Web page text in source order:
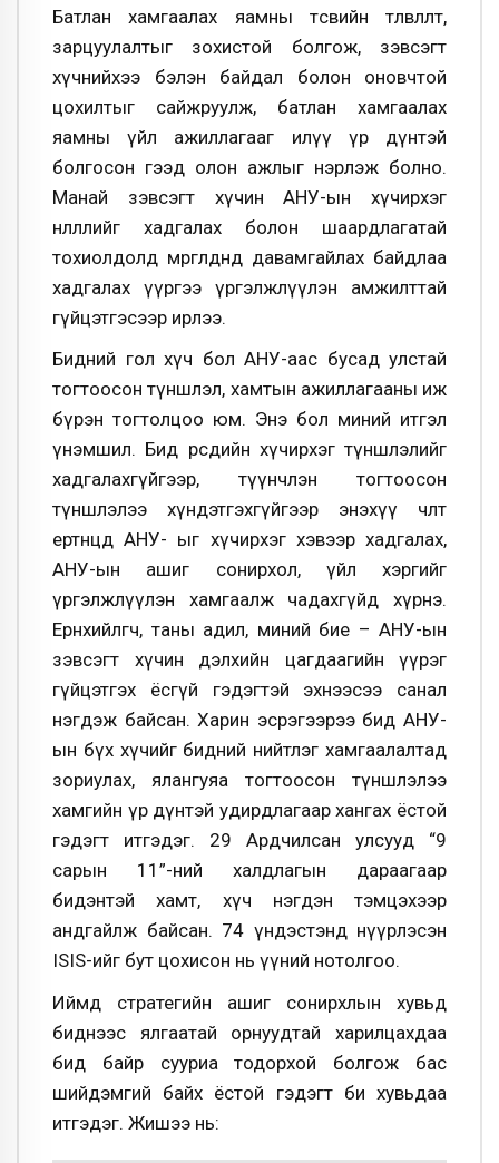
Батлан хамгаалах яамны төсвийн төлөвлөлт,
зарцуулалтыг зохистой болгож, зэвсэгт
хүчнийхээ бэлэн байдал болон оновчтой
цохилтыг сайжруулж, батлан хамгаалах
яамны үйл ажиллагааг илүү үр дүнтэй
болгосон гээд олон ажлыг нэрлэж болно.
Манай зэвсэгт хүчин АНУ-ын хүчирхэг
нөлөөллийг хадгалах болон шаардлагатай
тохиолдолд мөргөлдөөнд давамгайлах байдлаа
хадгалах үүргээ үргэлжлүүлэн амжилттай
гүйцэтгэсээр ирлээ.
Бидний гол хүч бол АНУ-аас бусад улстай
тогтоосон түншлэл, хамтын ажиллагааны иж
бүрэн тогтолцоо юм. Энэ бол миний итгэл
үнэмшил. Бид өөрсдийн хүчирхэг түншлэлийг
хадгалахгүйгээр, түүнчлэн тогтоосон
түншлэлээ хүндэтгэхгүйгээр энэхүү чөлөөт
ертөнцөд АНУ- ыг хүчирхэг хэвээр хадгалах,
АНУ-ын ашиг сонирхол, үйл хэргийг
үргэлжлүүлэн хамгаалж чадахгүйд хүрнэ.
Ерөнхийлөгчөө, таны адил, миний бие – АНУ-ын
зэвсэгт хүчин дэлхийн цагдаагийн үүрэг
гүйцэтгэх ёсгүй гэдэгтэй эхнээсээ санал
нэгдэж байсан. Харин эсрэгээрээ бид АНУ-
ын бүх хүчийг бидний нийтлэг хамгаалалтад
зориулах, ялангуяа тогтоосон түншлэлээ
хамгийн үр дүнтэй удирдлагаар хангах ёстой
гэдэгт итгэдэг. 29 Ардчилсан улсууд “9
сарын 11”-ний халдлагын дараагаар
бидэнтэй хамт, хүч нэгдэн тэмцэхээр
андгайлж байсан. 74 үндэстэнд нүүрлэсэн
ISIS-ийг бут цохисон нь үүний нотолгоо.
Иймд стратегийн ашиг сонирхлын хувьд
биднээс ялгаатай орнуудтай харилцахдаа
бид байр сууриа тодорхой болгож бас
шийдэмгий байх ёстой гэдэгт би хувьдаа
итгэдэг. Жишээ нь: